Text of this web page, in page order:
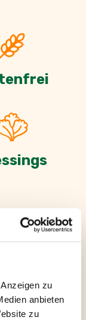
zu
anbieten
zu
gar